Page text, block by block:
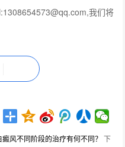
我们将
风不同阶段的治疗有何不同？ 下